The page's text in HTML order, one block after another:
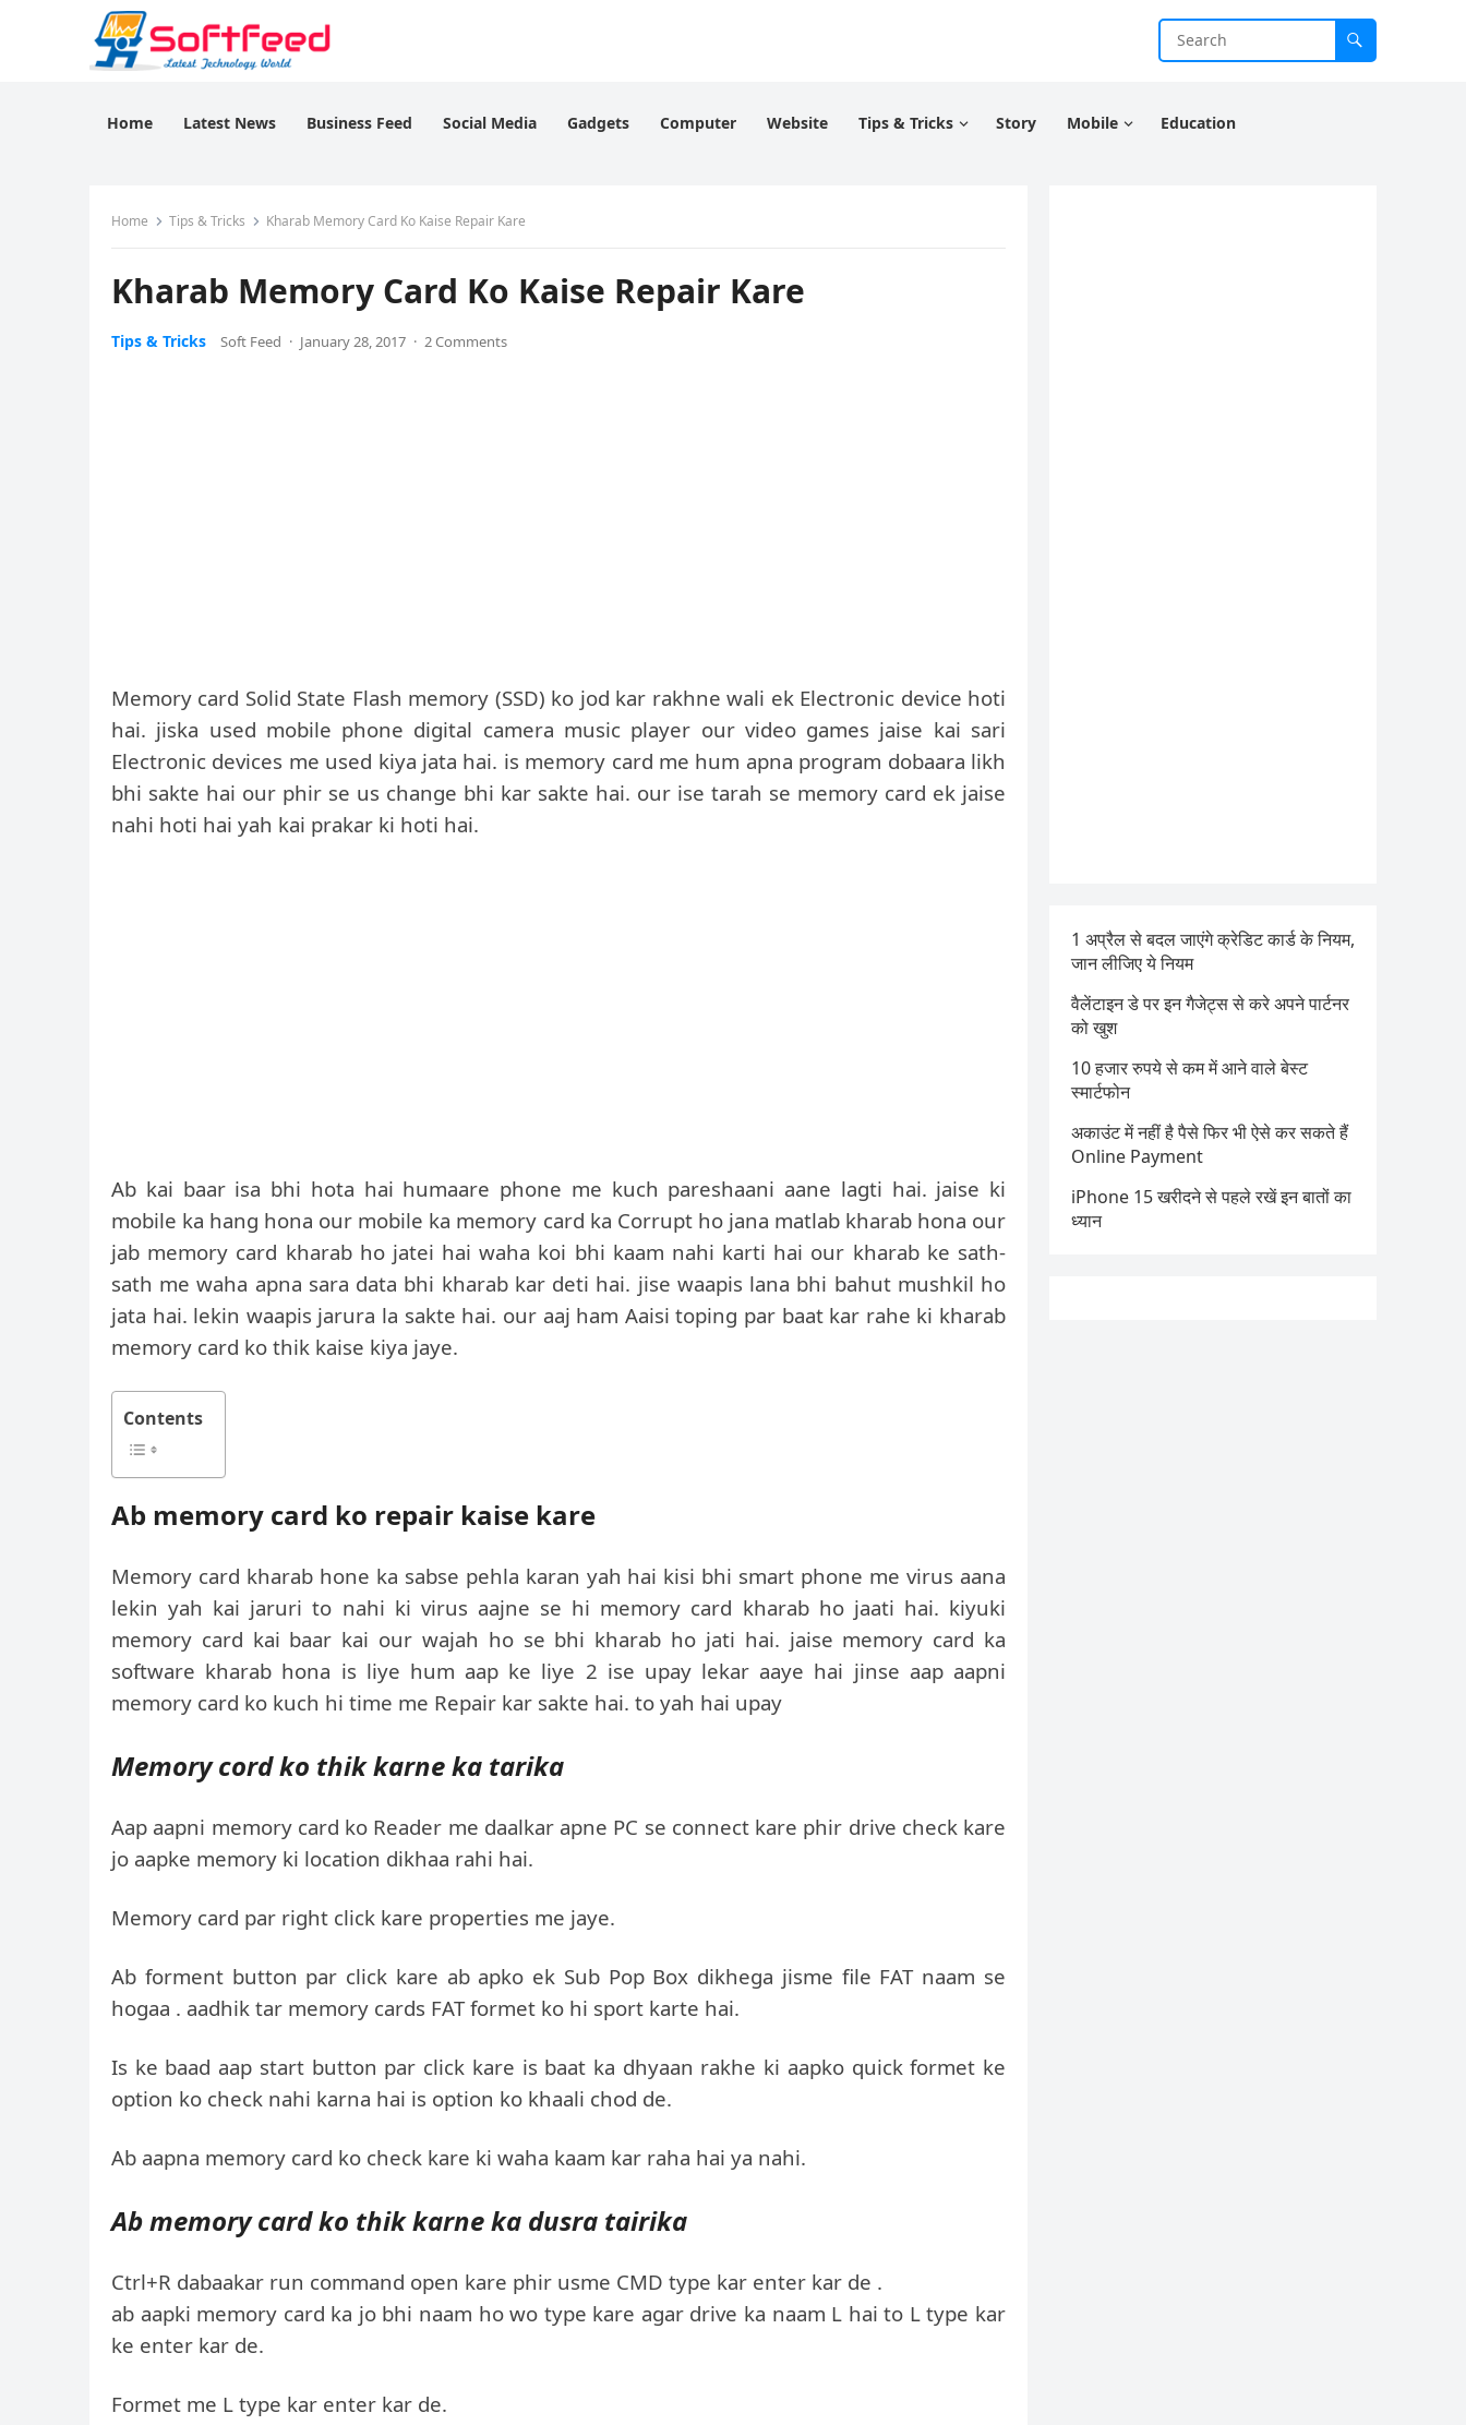
Home Latest News Business Feed Social Media Gadgets Computer Website Tips & Tricks Story Mobile Education
Home Tips & Tricks Kharab Memory Card Ko Kaise Repair Kare
Kharab Memory Card Ko Kaise Repair Kare
Tips & Tricks Soft Feed · January 28, 2017 · 2 Comments
Memory card Solid State Flash memory (SSD) ko jod kar rakhne wali ek Electronic device hoti
hai. jiska used mobile phone digital camera music player our video games jaise kai sari
Electronic devices me used kiya jata hai. is memory card me hum apna program dobaara likh
bhi sakte hai our phir se us change bhi kar sakte hai. our ise tarah se memory card ek jaise
nahi hoti hai yah kai prakar ki hoti hai.
Ab kai baar isa bhi hota hai humaare phone me kuch pareshaani aane lagti hai. jaise ki
mobile ka hang hona our mobile ka memory card ka Corrupt ho jana matlab kharab hona our
jab memory card kharab ho jatei hai waha koi bhi kaam nahi karti hai our kharab ke sath-
sath me waha apna sara data bhi kharab kar deti hai. jise waapis lana bhi bahut mushkil ho
jata hai. lekin waapis jarura la sakte hai. our aaj ham Aaisi toping par baat kar rahe ki kharab
memory card ko thik kaise kiya jaye.
Contents
Ab memory card ko repair kaise kare
Memory card kharab hone ka sabse pehla karan yah hai kisi bhi smart phone me virus aana
lekin yah kai jaruri to nahi ki virus aajne se hi memory card kharab ho jaati hai. kiyuki
memory card kai baar kai our wajah ho se bhi kharab ho jati hai. jaise memory card ka
software kharab hona is liye hum aap ke liye 2 ise upay lekar aaye hai jinse aap aapni
memory card ko kuch hi time me Repair kar sakte hai. to yah hai upay
Memory cord ko thik karne ka tarika
Aap aapni memory card ko Reader me daalkar apne PC se connect kare phir drive check kare
jo aapke memory ki location dikhaa rahi hai.
Memory card par right click kare properties me jaye.
Ab forment button par click kare ab apko ek Sub Pop Box dikhega jisme file FAT naam se
hogaa . aadhik tar memory cards FAT formet ko hi sport karte hai.
Is ke baad aap start button par click kare is baat ka dhyaan rakhe ki aapko quick formet ke
option ko check nahi karna hai is option ko khaali chod de.
Ab aapna memory card ko check kare ki waha kaam kar raha hai ya nahi.
Ab memory card ko thik karne ka dusra tairika
Ctrl+R dabaakar run command open kare phir usme CMD type kar enter kar de .
ab aapki memory card ka jo bhi naam ho wo type kare agar drive ka naam L hai to L type kar
ke enter kar de.
Formet me L type kar enter kar de.
1 अप्रैल से बदल जाएंगे क्रेडिट कार्ड के नियम,
जान लीजिए ये नियम
वैलेंटाइन डे पर इन गैजेट्स से करे अपने पार्टनर
को खुश
10 हजार रुपये से कम में आने वाले बेस्ट
स्मार्टफोन
अकाउंट में नहीं है पैसे फिर भी ऐसे कर सकते हैं
Online Payment
iPhone 15 खरीदने से पहले रखें इन बातों का
ध्यान